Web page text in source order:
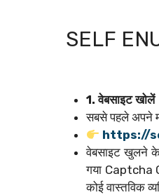
SELF
1. वेबसाइट खोलें
सबसे पहले अपने
https://
वेबसाइट खुलने के
गया Captcha
कोई वास्तविक